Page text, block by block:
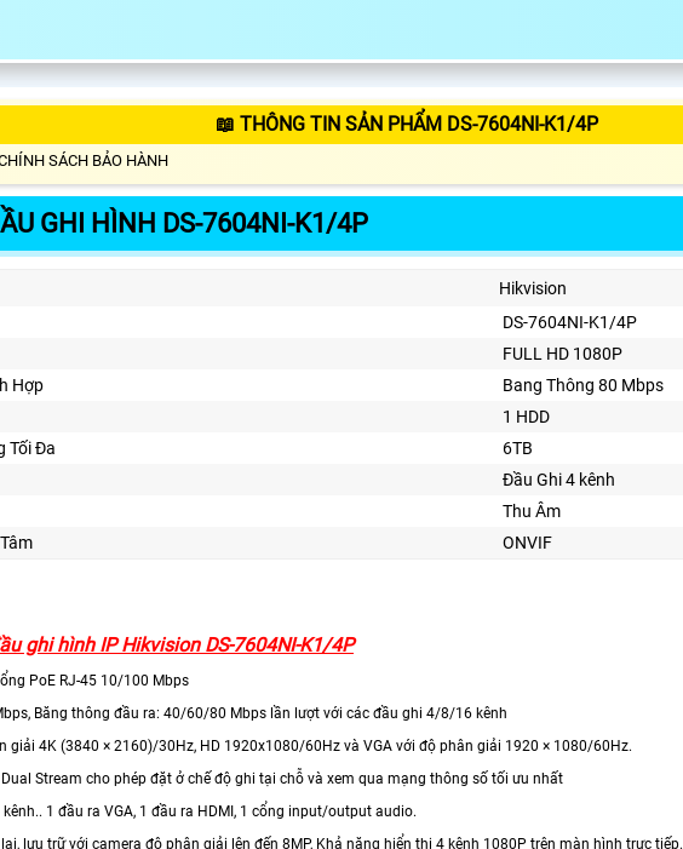
📖 THÔNG TIN SẢN PHẨM DS-7604NI-K1/4P
SÁCH BẢO HÀNH
GHI HÌNH DS-7604NI-K1/4P
Hikvision
DS-7604NI-K1/4P
FULL HD 1080P
Hợp
Bang Thông 80 Mbps
1 HDD
Tối Đa
6TB
Đầu Ghi 4 kênh
Thu Âm
ONVIF
ghi hình IP Hikvision DS-7604NI-K1/4P
PoE RJ-45 10/100 Mbps
Băng thông đầu ra: 40/60/80 Mbps lần lượt với các đầu ghi 4/8/16 kênh
giải 4K (3840 × 2160)/30Hz, HD 1920x1080/60Hz và VGA với độ phân giải 1920 × 1080/60Hz.
Dual Stream cho phép đặt ở chế độ ghi tại chỗ và xem qua mạng thông số tối ưu nhất
1 đầu ra VGA, 1 đầu ra HDMI, 1 cổng input/output audio.
lưu trữ với camera độ phân giải lên đến 8MP, Khả năng hiển thị 4 kênh 1080P trên màn hình trực tiếp.